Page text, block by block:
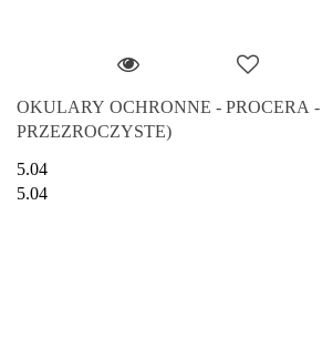
OKULARY OCHRONNE - PROCERA
PRZEZROCZYSTE)
5.04
5.04